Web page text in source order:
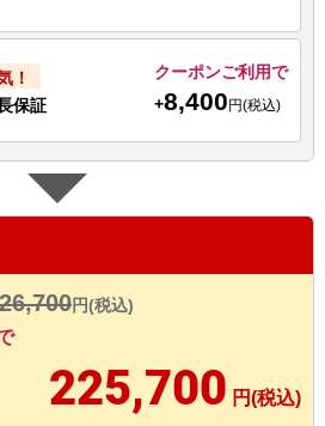
！
保証
クーポンご利用で
+8,400 円(税込)
円(税込)
225,700 円(税込)